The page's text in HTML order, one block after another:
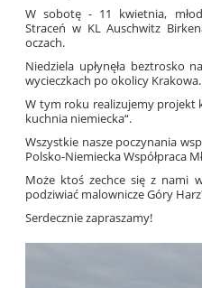
W sobotę - 11 kwietnia,
Straceń w KL Auschwitz
oczach.
Niedziela upłynęła beztrosko
wycieczkach po okolicy Krakowa.
W tym roku realizujemy projekt
kuchnia niemiecka“.
Wszystkie nasze poczynania
Polsko-Niemiecka Współpraca
Może ktoś zechce się z nami
podziwiać malownicze Góry
Serdecznie zapraszamy!